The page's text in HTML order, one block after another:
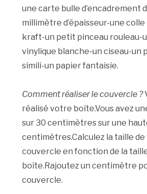
une carte bulle d’encadrement
millimètre d’épaisseur-une
kraft-un petit pinceau rouleau-
vinylique blanche-un ciseau-un
simili-un papier fantaisie.
Comment réaliser le couvercle ?
réalisé votre boîte.Vous avez
sur 30 centimètres sur une
centimètres.Calculez la taille
couvercle en fonction de la
boîte.Rajoutez un centimètre
couvercle.